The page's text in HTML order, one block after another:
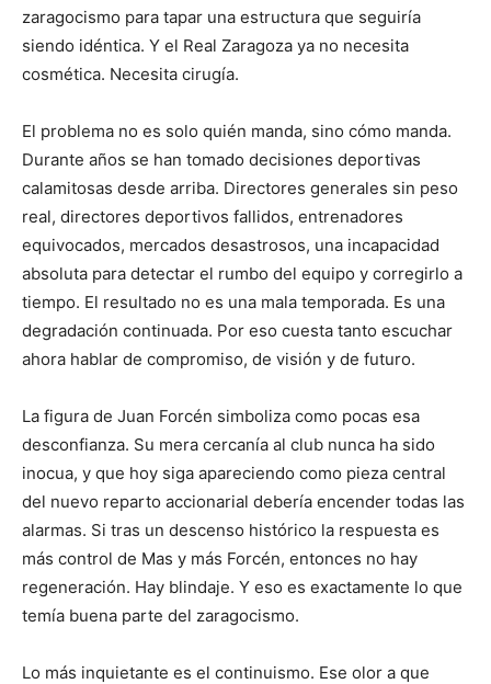
zaragocismo para tapar una estructura que seguiría
siendo idéntica. Y el Real Zaragoza ya no necesita
cosmética. Necesita cirugía.
El problema no es solo quién manda, sino cómo manda.
Durante años se han tomado decisiones deportivas
calamitosas desde arriba. Directores generales sin peso
real, directores deportivos fallidos, entrenadores
equivocados, mercados desastrosos, una incapacidad
absoluta para detectar el rumbo del equipo y corregirlo a
tiempo. El resultado no es una mala temporada. Es una
degradación continuada. Por eso cuesta tanto escuchar
ahora hablar de compromiso, de visión y de futuro.
La figura de Juan Forcén simboliza como pocas esa
desconfianza. Su mera cercanía al club nunca ha sido
inocua, y que hoy siga apareciendo como pieza central
del nuevo reparto accionarial debería encender todas las
alarmas. Si tras un descenso histórico la respuesta es
más control de Mas y más Forcén, entonces no hay
regeneración. Hay blindaje. Y eso es exactamente lo que
temía buena parte del zaragocismo.
Lo más inquietante es el continuismo. Ese olor a que